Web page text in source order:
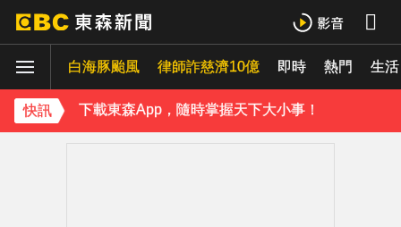
白海豚颱風 律師詐慈濟10億 即時 熱門 生活
快訊
下載東森App，隨時掌握天下大小事！
《理財達人秀》X 安聯投信免費講座報名中！搶先卡位 2027
下載東森App，隨時掌握天下大小事！